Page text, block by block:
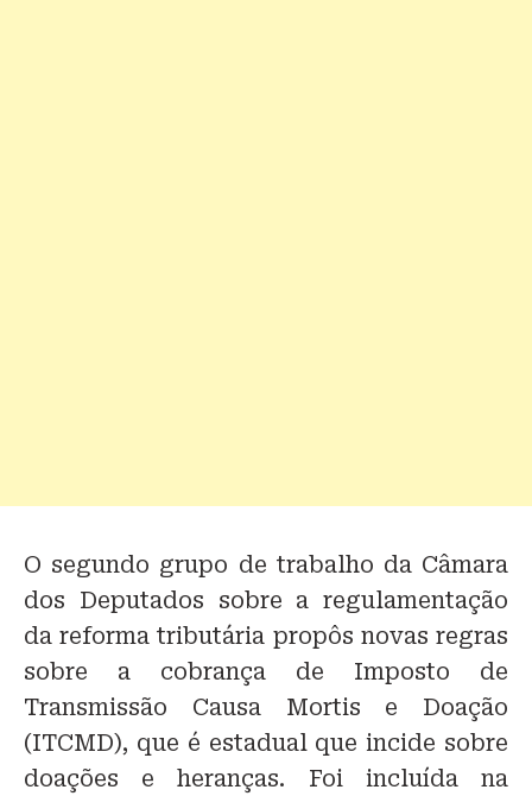
O segundo grupo de trabalho da Câmara
dos Deputados sobre a regulamentação
da reforma tributária propôs novas regras
sobre a cobrança de Imposto de
Transmissão Causa Mortis e Doação
(ITCMD), que é estadual que incide sobre
doações e heranças. Foi incluída na